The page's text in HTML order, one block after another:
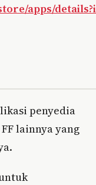
apps/details?i
penyedia
lainnya yang